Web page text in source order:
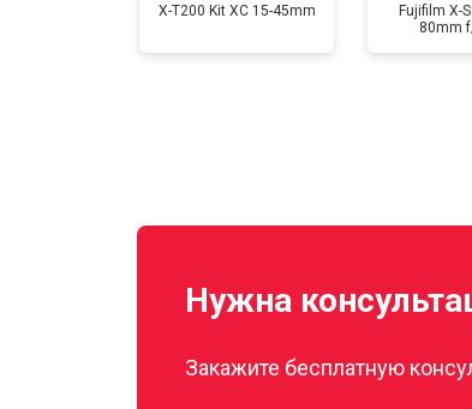
X-T200 Kit XC 15-45mm
Fujifilm X-
80mm
Нужна
Закажите бесплатную